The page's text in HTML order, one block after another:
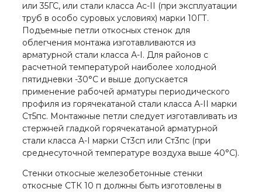
или 35ГС, или стали класса Ас-II (при эксплуатации
труб в особо суровых условиях) марки 10ГТ.
Подъемные петли откосных стенок для
облегчения монтажа изготавливаются из
арматурной стали класса А-I. Для районов с
расчетной температурой наиболее холодной
пятидневки -30°С и выше допускается
применение рабочей арматуры периодического
профиля из горячекатаной стали класса А-II марки
Ст5пс. Монтажные петли следует изготавливать из
стержней гладкой горячекатаной арматурной
стали класса А-I марки Ст3сп или Ст3пс (при
среднесуточной температуре воздуха выше 40°С).
Стенки откосные железобетонные стенки
откосные СТК 10 п должны быть изготовлены в